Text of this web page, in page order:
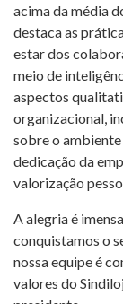
acima da média
destaca as
estar dos
meio de
aspectos
organizacional,
sobre o
dedicação da
valorização
A alegria é
conquistamos o
nossa equipe é
valores do